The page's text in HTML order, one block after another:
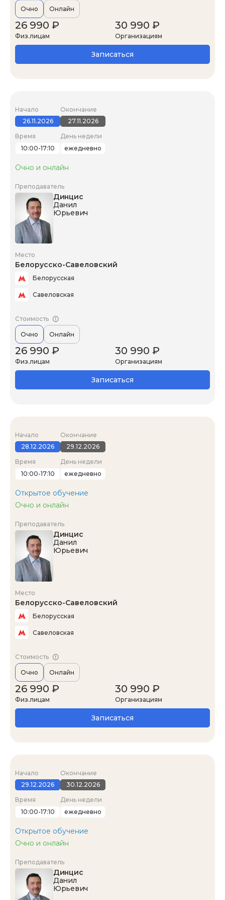
Очно Онлайн
26 990 ₽
Физ.лицам
30 990 ₽
Организациям
Записаться
Начало
26.11.2026
Окончание
27.11.2026
Время
10:00-17:10
День недели
ежедневно
Очно и онлайн
Преподаватель
Динцис
Данил
Юрьевич
Место
Белорусско-Савеловский
Белорусская
Савеловская
Стоимость
Очно Онлайн
26 990 ₽
Физ.лицам
30 990 ₽
Организациям
Записаться
Начало
28.12.2026
Окончание
29.12.2026
Время
10:00-17:10
День недели
ежедневно
Открытое обучение
Очно и онлайн
Преподаватель
Динцис
Данил
Юрьевич
Место
Белорусско-Савеловский
Белорусская
Савеловская
Стоимость
Очно Онлайн
26 990 ₽
Физ.лицам
30 990 ₽
Организациям
Записаться
Начало
29.12.2026
Окончание
30.12.2026
Время
10:00-17:10
День недели
ежедневно
Открытое обучение
Очно и онлайн
Преподаватель
Динцис
Данил
Юрьевич